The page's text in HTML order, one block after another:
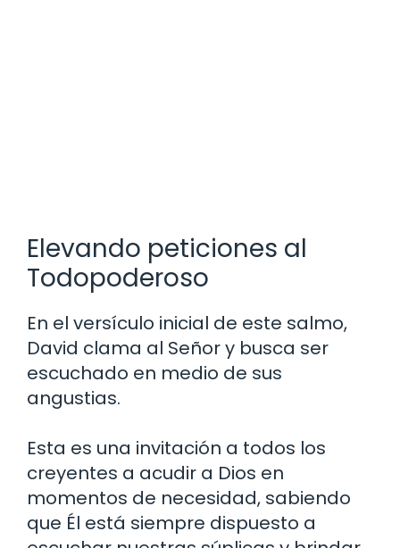
Elevando peticiones al
Todopoderoso
En el versículo inicial de este salmo,
David clama al Señor y busca ser
escuchado en medio de sus
angustias.
Esta es una invitación a todos los
creyentes a acudir a Dios en
momentos de necesidad, sabiendo
que Él está siempre dispuesto a